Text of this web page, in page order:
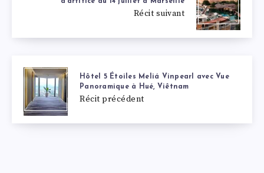
Récit suivant
Hôtel 5 Étoiles Meliá Vinpearl avec Vue
Panoramique à Hué, Viêtnam
Récit précédent